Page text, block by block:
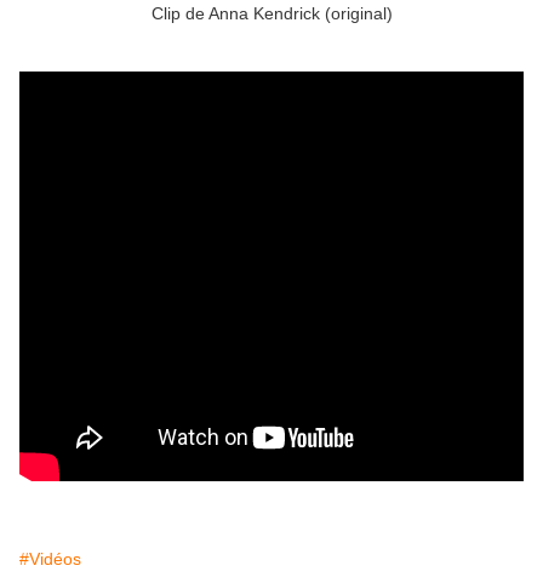
Clip de Anna Kendrick (original)
#Vidéos